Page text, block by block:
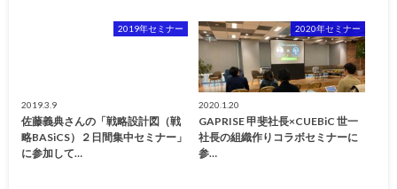
2019年セミナー
2019.3.9
佐藤義典さんの「戦略設計図（戦
略BASiCS）２日間集中セミナー」
に参加して…
2020年セミナー
2020.1.20
GAPRISE 甲斐社長×CUEBiC 世一
社長の組織作りコラボセミナーに
参…